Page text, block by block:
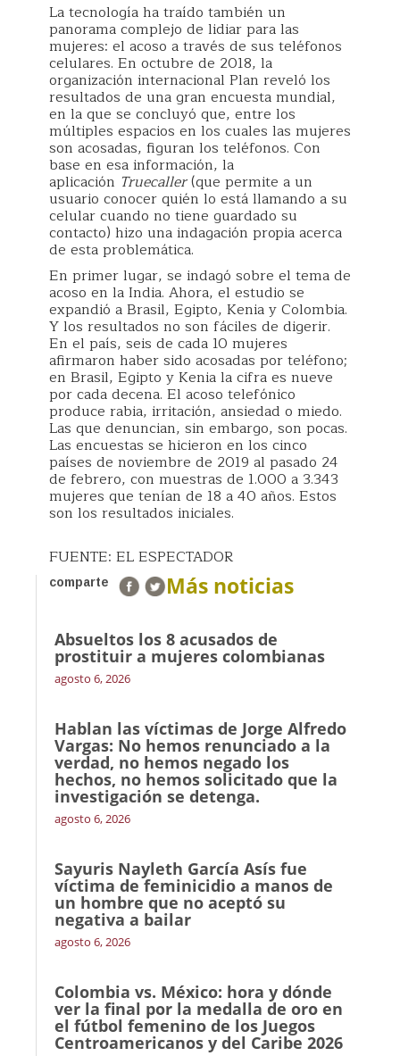
La tecnología ha traído también un
panorama complejo de lidiar para las
mujeres: el acoso a través de sus teléfonos
celulares. En octubre de 2018, la
organización internacional Plan reveló los
resultados de una gran encuesta mundial,
en la que se concluyó que, entre los
múltiples espacios en los cuales las mujeres
son acosadas, figuran los teléfonos. Con
base en esa información, la
aplicación Truecaller(que permite a un
usuario conocer quién lo está llamando a su
celular cuando no tiene guardado su
contacto) hizo una indagación propia acerca
de esta problemática.
En primer lugar, se indagó sobre el tema de
acoso en la India. Ahora, el estudio se
expandió a Brasil, Egipto, Kenia y Colombia.
Y los resultados no son fáciles de digerir.
En el país, seis de cada 10 mujeres
afirmaron haber sido acosadas por teléfono;
en Brasil, Egipto y Kenia la cifra es nueve
por cada decena. El acoso telefónico
produce rabia, irritación, ansiedad o miedo.
Las que denuncian, sin embargo, son pocas.
Las encuestas se hicieron en los cinco
países de noviembre de 2019 al pasado 24
de febrero, con muestras de 1.000 a 3.343
mujeres que tenían de 18 a 40 años. Estos
son los resultados iniciales.
FUENTE: EL ESPECTADOR
comparte Más noticias
Absueltos los 8 acusados de
prostituir a mujeres colombianas
agosto 6, 2026
Hablan las víctimas de Jorge Alfredo
Vargas: No hemos renunciado a la
verdad, no hemos negado los
hechos, no hemos solicitado que la
investigación se detenga.
agosto 6, 2026
Sayuris Nayleth García Asís fue
víctima de feminicidio a manos de
un hombre que no aceptó su
negativa a bailar
agosto 6, 2026
Colombia vs. México: hora y dónde
ver la final por la medalla de oro en
el fútbol femenino de los Juegos
Centroamericanos y del Caribe 2026